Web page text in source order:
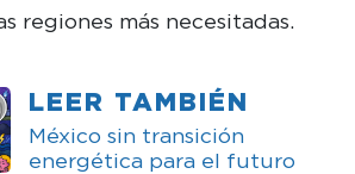
regiones más necesitadas.
LEER TAMBIÉN
México sin transición
energética para el futuro